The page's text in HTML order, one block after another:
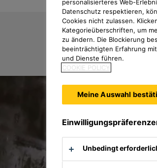
personalisierteres Web-
Datenschutz respektieren,
Cookies nicht zulassen.
Kategorieüberschriften, um
zu ändern. Die Blockierung
beeinträchtigten Erfahrung
und Dienste führen.
COOKIE POLICY
Meine Auswahl
Unbedingt